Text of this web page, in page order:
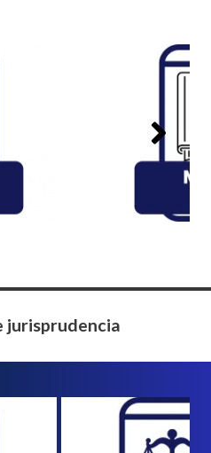
jurisprudencia